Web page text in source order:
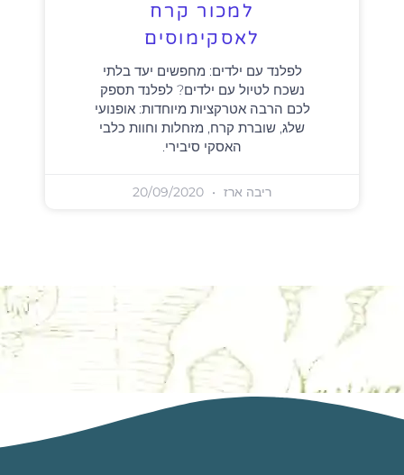
למכור קרח
לאסקימוסים
לפלנד עם ילדים: מחפשים יעד בלתי
נשכח לטיול עם ילדים? לפלנד תספק
לכם הרבה אטרקציות מיוחדות: אופנועי
שלג, שוברת קרח, מזחלות וחוות כלבי
האסקי סיבירי.
ריבה ארז